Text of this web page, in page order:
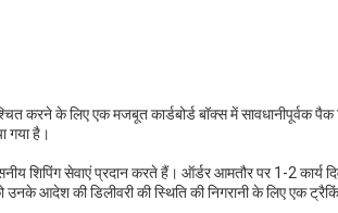
करने के लिए एक मजबूत कार्डबोर्ड बॉक्स में सावधानीपूर्वक पैक
गया है।
शिपिंग सेवाएं प्रदान करते हैं। ऑर्डर आमतौर पर 1-2 कार्य
आदेश की डिलीवरी की स्थिति की निगरानी के लिए एक ट्रैकिंग